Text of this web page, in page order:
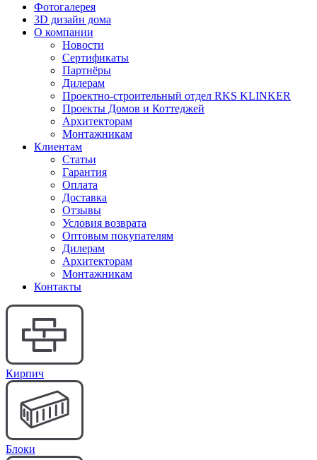
Фотогалерея
3D дизайн дома
О компании
Новости
Сертификаты
Партнёры
Дилерам
Проектно-строительный отдел RKS KLINKER
Проекты Домов и Коттеджей
Архитекторам
Монтажникам
Клиентам
Статьи
Гарантия
Оплата
Доставка
Отзывы
Условия возврата
Оптовым покупателям
Дилерам
Архитекторам
Монтажникам
Контакты
Кирпич
Блоки